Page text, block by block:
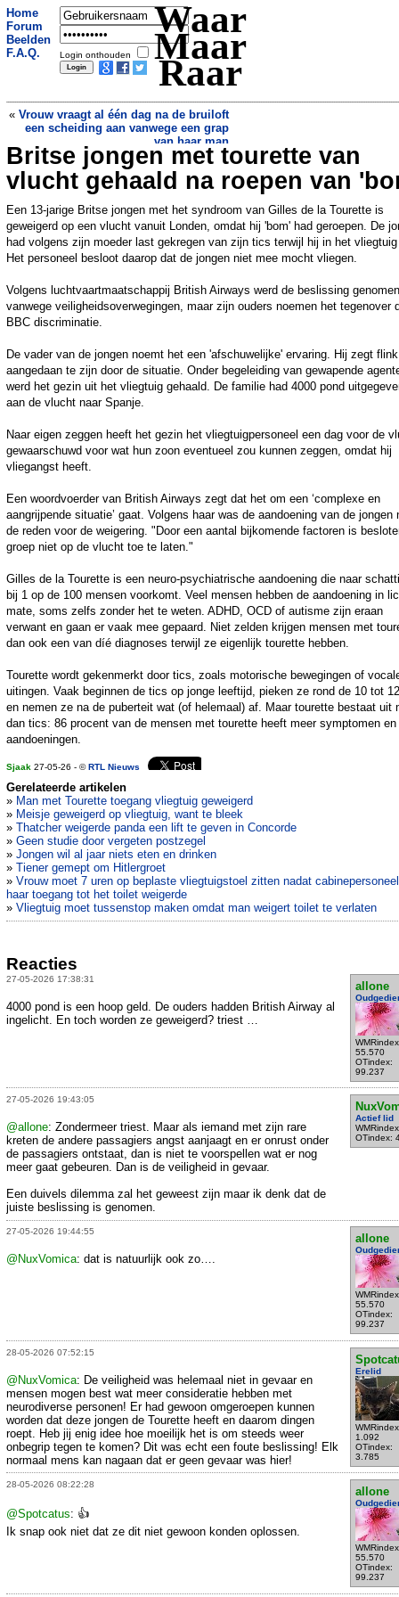
Home
Forum
Beelden
F.A.Q.
Login onthouden
Waar
Maar
Raar
« Vrouw vraagt al één dag na de bruiloft
een scheiding aan vanwege een grap
van haar man
AI-assistenten liegen en bedriegen,
ondanks wetten en regels
»
Britse jongen met tourette van
vlucht gehaald na roepen van
Een 13‑jarige Britse jongen met het syndroom van Gilles de la Tourette is
geweigerd op een vlucht vanuit Londen, omdat hij 'bom' had geroepen. De
had volgens zijn moeder last gekregen van zijn tics terwijl hij in het
Het personeel besloot daarop dat de jongen niet mee mocht vliegen.
Volgens luchtvaartmaatschappij British Airways werd de beslissing genomen
vanwege veiligheidsoverwegingen, maar zijn ouders noemen het tegenover
BBC discriminatie.
De vader van de jongen noemt het een 'afschuwelijke' ervaring. Hij zegt flink
aangedaan te zijn door de situatie. Onder begeleiding van gewapende
werd het gezin uit het vliegtuig gehaald. De familie had 4000 pond
aan de vlucht naar Spanje.
Naar eigen zeggen heeft het gezin het vliegtuigpersoneel een dag voor de
gewaarschuwd voor wat hun zoon eventueel zou kunnen zeggen, omdat hij
vliegangst heeft.
Een woordvoerder van British Airways zegt dat het om een ‘complexe en
aangrijpende situatie’ gaat. Volgens haar was de aandoening van de jongen
de reden voor de weigering. "Door een aantal bijkomende factoren is
groep niet op de vlucht toe te laten."
Gilles de la Tourette is een neuro-psychiatrische aandoening die naar
bij 1 op de 100 mensen voorkomt. Veel mensen hebben de aandoening in
mate, soms zelfs zonder het te weten. ADHD, OCD of autisme zijn eraan
verwant en gaan er vaak mee gepaard. Niet zelden krijgen mensen met
dan ook een van díé diagnoses terwijl ze eigenlijk tourette hebben.
Tourette wordt gekenmerkt door tics, zoals motorische bewegingen of
uitingen. Vaak beginnen de tics op jonge leeftijd, pieken ze rond de 10 tot
en nemen ze na de puberteit wat (of helemaal) af. Maar tourette bestaat uit
dan tics: 86 procent van de mensen met tourette heeft meer symptomen en
aandoeningen.
Sjaak 27-05-26 - ©RTL Nieuws
Gerelateerde artikelen
» Man met Tourette toegang vliegtuig geweigerd
» Meisje geweigerd op vliegtuig, want te bleek
» Thatcher weigerde panda een lift te geven in Concorde
» Geen studie door vergeten postzegel
» Jongen wil al jaar niets eten en drinken
» Tiener gemept om Hitlergroet
» Vrouw moet 7 uren op beplaste vliegtuigstoel zitten nadat cabinepersoneel
haar toegang tot het toilet weigerde
» Vliegtuig moet tussenstop maken omdat man weigert toilet te verlaten
Reacties
27-05-2026 17:38:31
allone
55.570
OTindex:
99.237
4000 pond is een hoop geld. De ouders hadden British Airway al
ingelicht. En toch worden ze geweigerd? triest …
27-05-2026 19:43:05
Actief lid
OTindex:
@allone: Zondermeer triest. Maar als iemand met zijn rare
kreten de andere passagiers angst aanjaagt en er onrust onder
de passagiers ontstaat, dan is niet te voorspellen wat er nog
meer gaat gebeuren. Dan is de veiligheid in gevaar.
Een duivels dilemma zal het geweest zijn maar ik denk dat de
juiste beslissing is genomen.
27-05-2026 19:44:55
allone
55.570
OTindex:
99.237
@NuxVomica: dat is natuurlijk ook zo….
28-05-2026 07:52:15
Erelid
1.092
OTindex:
3.785
@NuxVomica: De veiligheid was helemaal niet in gevaar en
mensen mogen best wat meer consideratie hebben met
neurodiverse personen! Er had gewoon omgeroepen kunnen
worden dat deze jongen de Tourette heeft en daarom dingen
roept. Heb jij enig idee hoe moeilijk het is om steeds weer
onbegrip tegen te komen? Dit was echt een foute beslissing! Elk
normaal mens kan nagaan dat er geen gevaar was hier!
28-05-2026 08:22:28
allone
55.570
OTindex:
99.237
@Spotcatus: 👍
Ik snap ook niet dat ze dit niet gewoon konden oplossen.